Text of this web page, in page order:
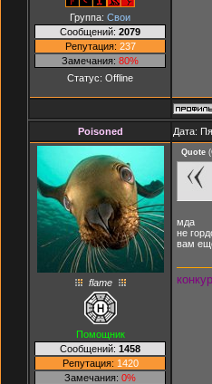
Группа: Свои
Сообщений: 2079
Репутация: 237
Замечания: 80%
Статус: Offline
Poisoned Дата:
flame
Помощник
Сообщений: 1458
Репутация: 1420
Замечания: 0%
Quote (
мда
не
вам